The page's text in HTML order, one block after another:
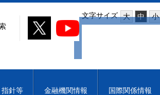
文字サイズ 大 中 小
針等 金融機関情報 国際関係情報